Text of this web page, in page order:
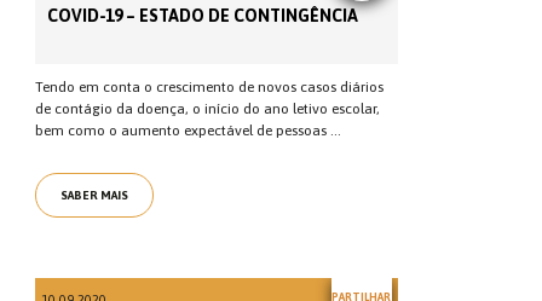
COVID-19 – ESTADO DE CONTINGÊNCIA
Tendo em conta o crescimento de novos casos diários
de contágio da doença, o início do ano letivo escolar,
bem como o aumento expectável de pessoas ...
SABER MAIS
PARTILHAR